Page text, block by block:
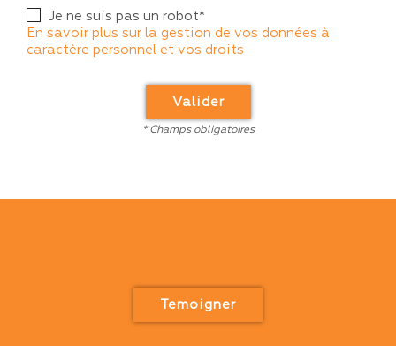
Je ne suis pas un robot*
En savoir plus sur la gestion de vos données à
caractère personnel et vos droits
Valider
* Champs obligatoires
Temoigner